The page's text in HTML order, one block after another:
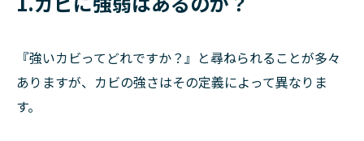
『強いカビってどれですか？』と尋ねられることが多々
ありますが、カビの強さはその定義によって異なりま
す。